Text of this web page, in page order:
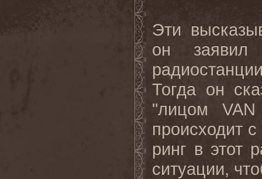
Эти
он
Тогда он
"лицом
происходит
ринг в этот
ситуации,